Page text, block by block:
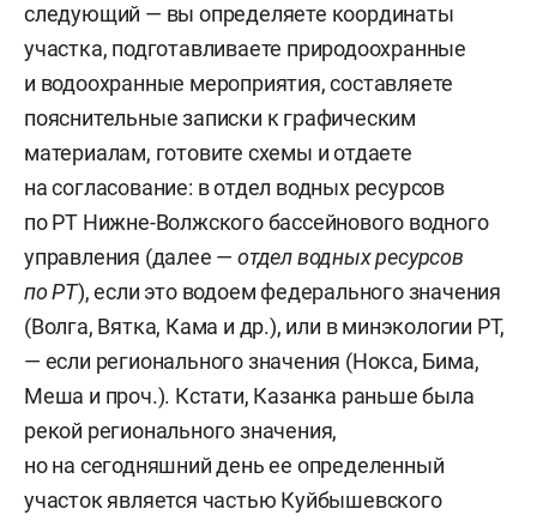
следующий — вы определяете координаты
участка, подготавливаете природоохранные
и водоохранные мероприятия, составляете
пояснительные записки к графическим
материалам, готовите схемы и отдаете
на согласование: в отдел водных ресурсов
по РТ Нижне-Волжского бассейнового водного
управления (далее — отдел водных ресурсов
по РТ), если это водоем федерального значения
(Волга, Вятка, Кама и др.), или в минэкологии РТ,
— если регионального значения (Нокса, Бима,
Меша и проч.). Кстати, Казанка раньше была
рекой регионального значения,
но на сегодняшний день ее определенный
участок является частью Куйбышевского